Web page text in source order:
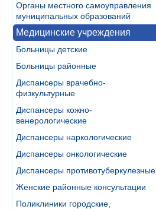
Органы местного самоуправления
муниципальных образований
Медицинские учреждения
Больницы детские
Больницы районные
Диспансеры врачебно-
физкультурные
Диспансеры кожно-
венерологические
Диспансеры наркологические
Диспансеры онкологические
Диспансеры противотуберкулезные
Женские районные консультации
Поликлиники городские,